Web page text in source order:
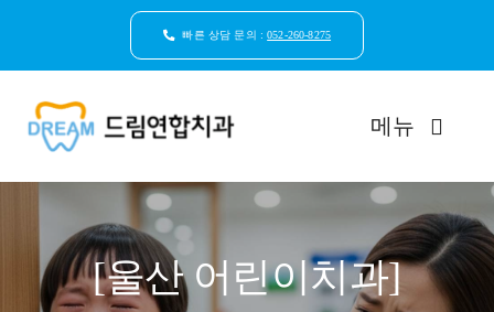
빠른 상담 문의 :052-260-8275
메뉴
드림연합치과 소개
환자안심케어
[울산 어린이치과]